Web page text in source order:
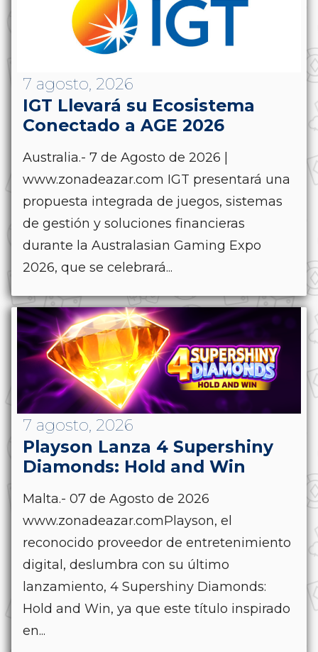
7 agosto, 2026
IGT Llevará su Ecosistema
Conectado a AGE 2026
Australia.- 7 de Agosto de 2026 |
www.zonadeazar.com IGT presentará una
propuesta integrada de juegos, sistemas
de gestión y soluciones financieras
durante la Australasian Gaming Expo
2026, que se celebrará...
7 agosto, 2026
Playson Lanza 4 Supershiny
Diamonds: Hold and Win
Malta.- 07 de Agosto de 2026
www.zonadeazar.comPlayson, el
reconocido proveedor de entretenimiento
digital, deslumbra con su último
lanzamiento, 4 Supershiny Diamonds:
Hold and Win, ya que este título inspirado
en...